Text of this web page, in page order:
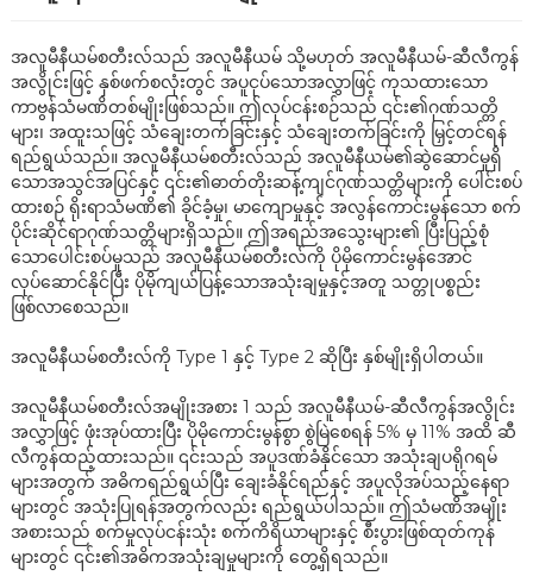
အလူမီနီယမ်စတီးလ်သည် အလူမီနီယမ် သို့မဟုတ် အလူမီနီယမ်-ဆီလီကွန်
အလွိုင်းဖြင့် နှစ်ဖက်စလုံးတွင် အပူငုပ်သောအလွှာဖြင့် ကုသထားသော
ကာဗွန်သံမဏိတစ်မျိုးဖြစ်သည်။ ဤလုပ်ငန်းစဉ်သည် ၎င်း၏ဂုဏ်သတ္တိ
များ၊ အထူးသဖြင့် သံချေးတက်ခြင်းနှင့် သံချေးတက်ခြင်းကို မြှင့်တင်ရန်
ရည်ရွယ်သည်။ အလူမီနီယမ်စတီးလ်သည် အလူမီနီယမ်၏ဆွဲဆောင်မှုရှိ
သောအသွင်အပြင်နှင့် ၎င်း၏ဓာတ်တိုးဆန့်ကျင်ဂုဏ်သတ္တိများကို ပေါင်းစပ်
ထားစဉ် ရိုးရာသံမဏိ၏ ခိုင်ခံ့မှု၊ မာကျောမှုနှင့် အလွန်ကောင်းမွန်သော စက်
ပိုင်းဆိုင်ရာဂုဏ်သတ္တိများရှိသည်။ ဤအရည်အသွေးများ၏ ပြီးပြည့်စုံ
သောပေါင်းစပ်မှုသည် အလူမီနီယမ်စတီးလ်ကို ပိုမိုကောင်းမွန်အောင်
လုပ်ဆောင်နိုင်ပြီး ပိုမိုကျယ်ပြန့်သောအသုံးချမှုနှင့်အတူ သတ္တုပစ္စည်း
ဖြစ်လာစေသည်။
အလူမီနီယမ်စတီးလ်ကို Type 1 နှင့် Type 2 ဆိုပြီး နှစ်မျိုးရှိပါတယ်။
အလူမီနီယမ်စတီးလ်အမျိုးအစား 1 သည် အလူမီနီယမ်-ဆီလီကွန်အလွိုင်း
အလွှာဖြင့် ဖုံးအုပ်ထားပြီး ပိုမိုကောင်းမွန်စွာ စွဲမြဲစေရန် 5% မှ 11% အထိ ဆီ
လီကွန်ထည့်ထားသည်။ ၎င်းသည် အပူဒဏ်ခံနိုင်သော အသုံးချပရိုဂရမ်
များအတွက် အဓိကရည်ရွယ်ပြီး ချေးခံနိုင်ရည်နှင့် အပူလိုအပ်သည့်နေရာ
များတွင် အသုံးပြုရန်အတွက်လည်း ရည်ရွယ်ပါသည်။ ဤသံမဏိအမျိုး
အစားသည် စက်မှုလုပ်ငန်းသုံး စက်ကိရိယာများနှင့် စီးပွားဖြစ်ထုတ်ကုန်
များတွင် ၎င်း၏အဓိကအသုံးချမှုများကို တွေ့ရှိရသည်။